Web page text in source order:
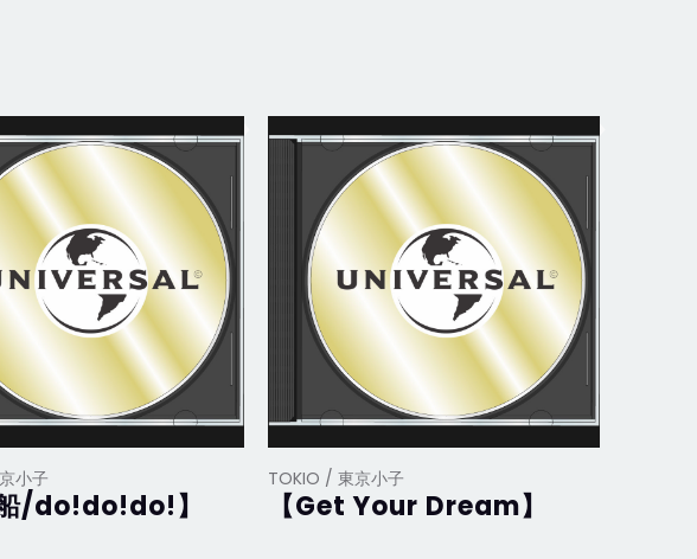
小子
船/do!do!do!】
TOKIO / 東京小子
【Get Your Dream】